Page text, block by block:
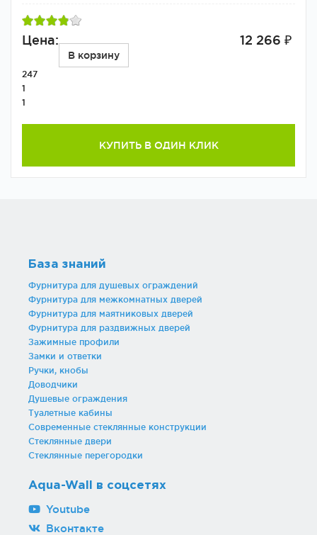
Цена: 12 266 ₽
В корзину
247
1
1
КУПИТЬ В ОДИН КЛИК
База знаний
Фурнитура для душевых ограждений
Фурнитура для межкомнатных дверей
Фурнитура для маятниковых дверей
Фурнитура для раздвижных дверей
Зажимные профили
Замки и ответки
Ручки, кнобы
Доводчики
Душевые ограждения
Туалетные кабины
Современные стеклянные конструкции
Стеклянные двери
Стеклянные перегородки
Aqua-Wall в соцсетях
Youtube
Вконтакте